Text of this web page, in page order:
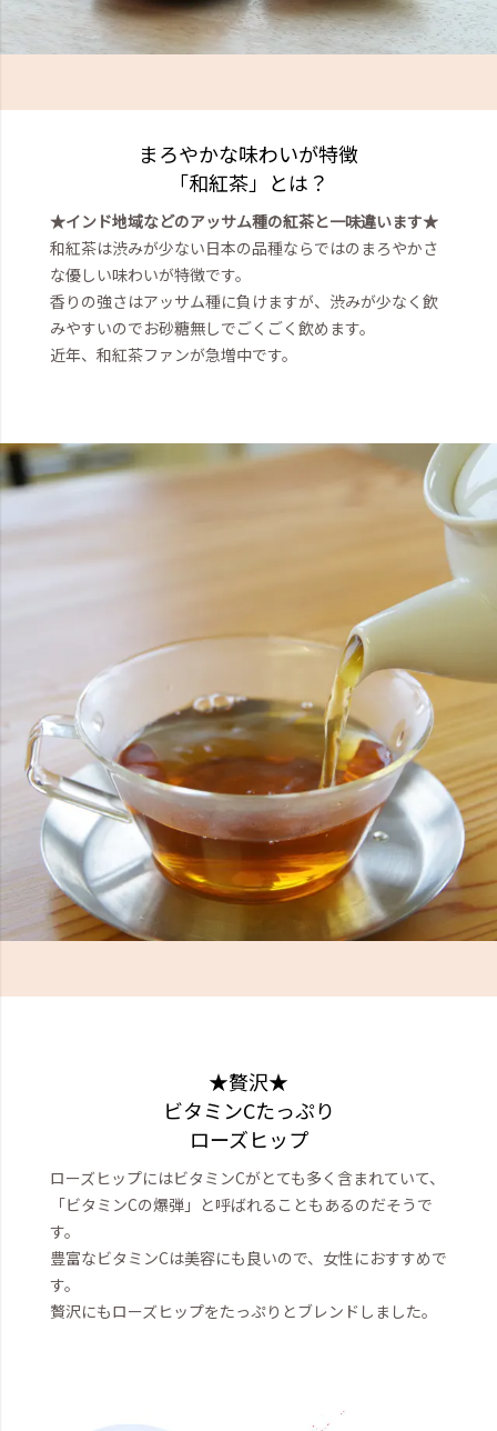
まろやかな味わいが特徴
「和紅茶」とは？
★インド地域などのアッサム種の紅茶と一味違います★
和紅茶は渋みが少ない日本の品種ならではのまろやかさ
な優しい味わいが特徴です。
香りの強さはアッサム種に負けますが、渋みが少なく飲
みやすいのでお砂糖無しでごくごく飲めます。
近年、和紅茶ファンが急増中です。
★贅沢★
ビタミンCたっぷり
ローズヒップ
ローズヒップにはビタミンCがとても多く含まれていて、
「ビタミンCの爆弾」と呼ばれることもあるのだそうで
す。
豊富なビタミンCは美容にも良いので、女性におすすめで
す。
贅沢にもローズヒップをたっぷりとブレンドしました。